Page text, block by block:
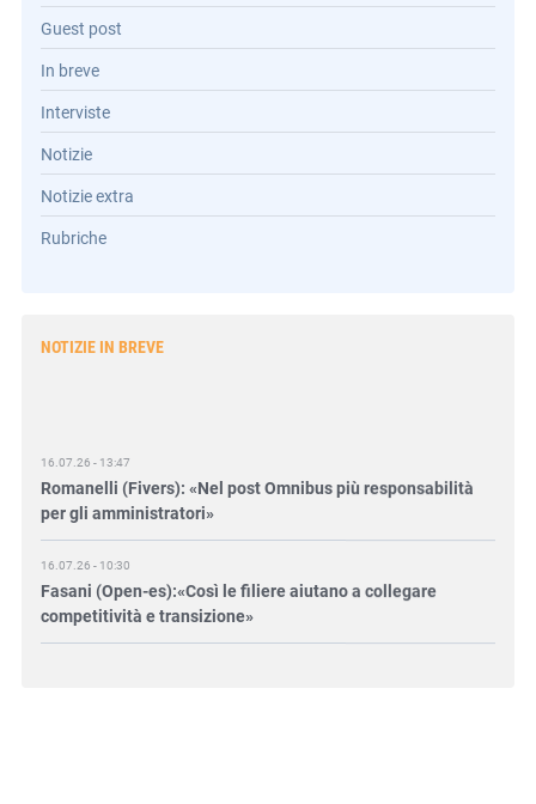
Guest post
In breve
Interviste
Notizie
Notizie extra
Rubriche
NOTIZIE IN BREVE
Romanelli (Fivers): «Nel post Omnibus più responsabilità
per gli amministratori»
Fasani (Open-es):«Così le filiere aiutano a collegare
competitività e transizione»